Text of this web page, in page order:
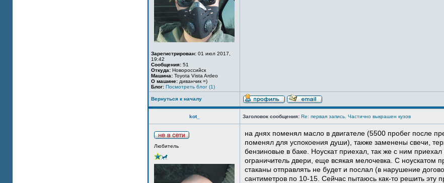
Зарегистрирован: 01 июл 2017,
19:42
Сообщения: 51
Откуда: Новороссийск
Машина: Toyota Vista Ardeo
О машине: диванчик =)
Блог: Посмотреть блог (1)
Вернуться к началу
kot_ Заголовок сообщения: Re: первая запись. Частично выкрашен кузов
Любитель
на днях поменял масло в двигателе (5500 пробег после
поменял для успокоения души), также заменены свечи,
бензиновые в баке. Ноускат приехал, так же с ним
ограничитель двери, еще всякая мелочевка. С ноускатом
стаканы отправлять не будет и послал (в нарушение
сантиметров по 10-15. Сейчас пытаюсь как-то решить эту